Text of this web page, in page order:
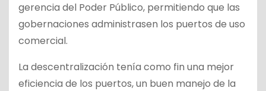
gerencia del Poder Público, permitiendo que las
gobernaciones administrasen los puertos de uso
comercial.
La descentralización tenía como fin una mejor
eficiencia de los puertos, un buen manejo de la